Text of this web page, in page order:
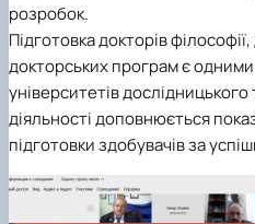
розробок.
Підготовка докторів філософії,
докторських програм є
університетів
діяльності доповнюється
підготовки здобувачів за